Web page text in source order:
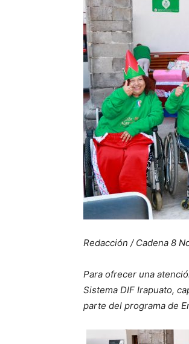
Redacción / Cadena 8
Para ofrecer una
Sistema DIF Irapuato,
parte del programa de